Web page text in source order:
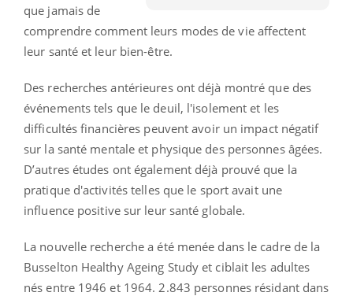
que jamais de
comprendre comment leurs modes de vie affectent
leur santé et leur bien-être.
Des recherches antérieures ont déjà montré que des
événements tels que le deuil, l'isolement et les
difficultés financières peuvent avoir un impact négatif
sur la santé mentale et physique des personnes âgées.
D’autres études ont également déjà prouvé que la
pratique d'activités telles que le sport avait une
influence positive sur leur santé globale.
La nouvelle recherche a été menée dans le cadre de la
Busselton Healthy Ageing Study et ciblait les adultes
nés entre 1946 et 1964. 2.843 personnes résidant dans